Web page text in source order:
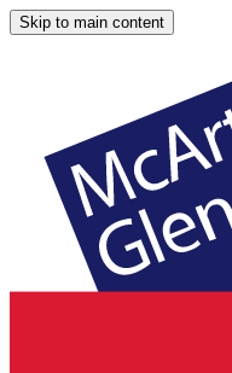
Skip to main content